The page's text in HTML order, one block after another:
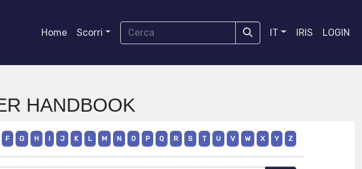
Home Scorri IT IRIS LOGIN
HANDBOOK
F G H I J K L M N O P Q R S T U V W X Y Z